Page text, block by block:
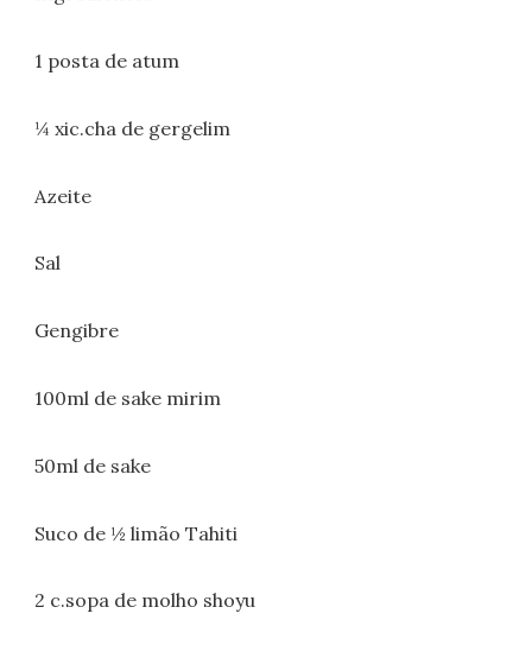
1 posta de atum
¼ xic.cha de gergelim
Azeite
Sal
Gengibre
100ml de sake mirim
50ml de sake
Suco de ½ limão Tahiti
2 c.sopa de molho shoyu